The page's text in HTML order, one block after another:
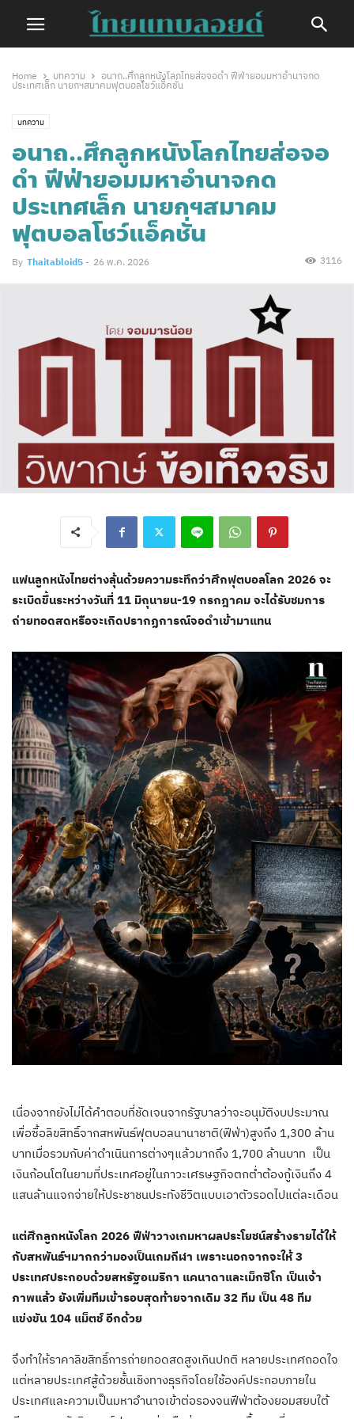
Home บทความ
อนาถ..ศึกลูกหนังโลกไทยส่อจอดำ ฟีฟ่ายอมมหาอำนาจกด
ประเทศเล็ก นายกฯสมาคมฟุตบอลโชว์แอ็คชั่น
บทความ
อนาถ..ศึกลูกหนังโลกไทยส่อจอ
ดำ ฟีฟ่ายอมมหาอำนาจกด
ประเทศเล็ก นายกฯสมาคม
ฟุตบอลโชว์แอ็คชั่น
By Thaitabloid5 - 26 พ.ค. 2026 3116
แฟนลูกหนังไทยต่างลุ้นด้วยความระทึกว่าศึกฟุตบอลโลก 2026 จะ
ระเบิดขึ้นระหว่างวันที่ 11 มิถุนายน-19 กรกฎาคม จะได้รับชมการ
ถ่ายทอดสดหรือจะเกิดปรากฏการณ์จอดำเข้ามาแทน
เนื่องจากยังไม่ได้คำตอบที่ชัดเจนจากรัฐบาลว่าจะอนุมัติงบประมาณ
เพื่อซื้อลิขสิทธิ์จากสหพันธ์ฟุตบอลนานาชาติ(ฟีฟ่า)สูงถึง 1,300 ล้าน
บาทเมื่อรวมกับค่าดำเนินการต่างๆแล้วมากถึง 1,700 ล้านบาท เป็น
เงินก้อนโตในยามที่ประเทศอยู่ในภาวะเศรษฐกิจตกต่ำต้องกู้เงินถึง 4
แสนล้านแจกจ่ายให้ประชาชนประทังชีวิตแบบเอาตัวรอดไปแต่ละเดือน
แต่ศึกลูกหนังโลก 2026 ฟีฟ่าวางเกมหาผลประโยชน์สร้างรายได้ให้
กับสหพันธ์ฯมากกว่ามองเป็นเกมกีฬา เพราะนอกจากจะให้ 3
ประเทศประกอบด้วยสหรัฐอเมริกา แคนาดาและเม็กซิโก เป็นเจ้า
ภาพแล้ว ยังเพิ่มทีมเข้ารอบสุดท้ายจากเดิม 32 ทีม เป็น 48 ทีม
แข่งขัน 104 แม็ตช์ อีกด้วย
จึงทำให้ราคาลิขสิทธิ์การถ่ายทอดสดสูงเกินปกติ หลายประเทศถอดใจ
แต่หลายประเทศสู้ด้วยชั้นเชิงทางธุรกิจโดยใช้องค์ประกอบภายใน
ประเทศและความเป็นมหาอำนาจเข้าต่อรองจนฟีฟ่าต้องยอมสยบใต้